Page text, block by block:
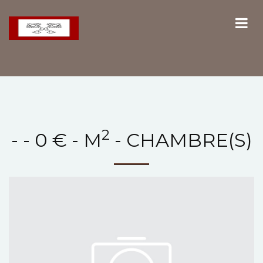
- - 0 € - M2 - CHAMBRE(S)